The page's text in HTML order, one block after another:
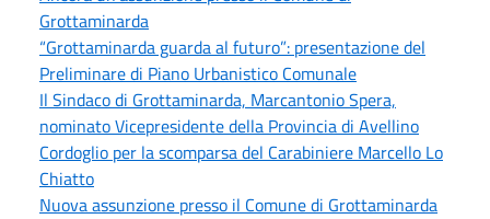
Grottaminarda
“Grottaminarda guarda al futuro”: presentazione del
Preliminare di Piano Urbanistico Comunale
Il Sindaco di Grottaminarda, Marcantonio Spera,
nominato Vicepresidente della Provincia di Avellino
Cordoglio per la scomparsa del Carabiniere Marcello Lo
Chiatto
Nuova assunzione presso il Comune di Grottaminarda